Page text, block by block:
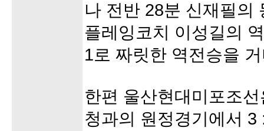
나 전반 28분 신재필의
플레잉코치 이성길의
1로 짜릿한 역전승을
한편 울산현대미포조
청과의 원정경기에서